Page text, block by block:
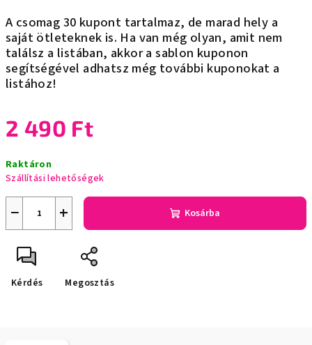
A csomag 30 kupont tartalmaz, de marad hely a
saját ötleteknek is. Ha van még olyan, amit nem
találsz a listában, akkor a sablon kuponon
segítségével adhatsz még további kuponokat a
listához!
2 490 Ft
Raktáron
Szállítási lehetőségek
+
− Kosárba
Kérdés Megosztás